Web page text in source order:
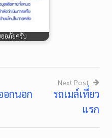
อภัยครับ
อกนอก
Next Post
รถเมล์เที่ยว
แรก